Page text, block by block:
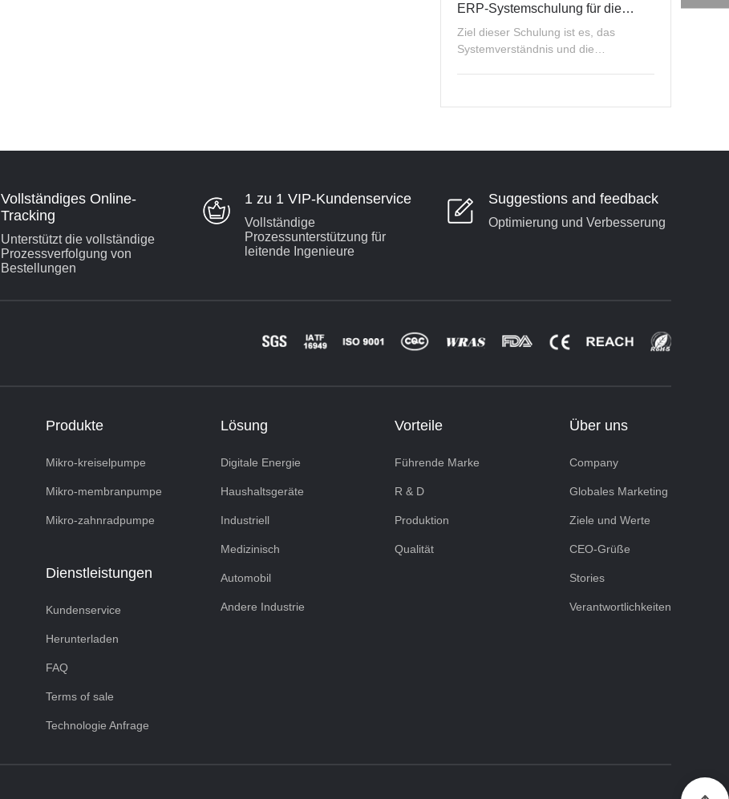
ERP-Systemschulung für die
Ziel dieser Schulung ist es, das
Systemverständnis und die
Vollständiges Online-
Tracking
Unterstützt die vollständige
Prozessverfolgung von
Bestellungen
1 zu 1 VIP-Kundenservice
Vollständige
Prozessunterstützung für
leitende Ingenieure
Suggestions and feedback
Optimierung und Verbesserung
Produkte
Mikro-kreiselpumpe
Mikro-membranpumpe
Mikro-zahnradpumpe
Dienstleistungen
Kundenservice
Herunterladen
FAQ
Terms of sale
Technologie Anfrage
Lösung
Digitale Energie
Haushaltsgeräte
Industriell
Medizinisch
Automobil
Andere Industrie
Vorteile
Führende Marke
R & D
Produktion
Qualität
Über uns
Company
Globales Marketing
Ziele und Werte
CEO-Grüße
Stories
Verantwortlichkeiten